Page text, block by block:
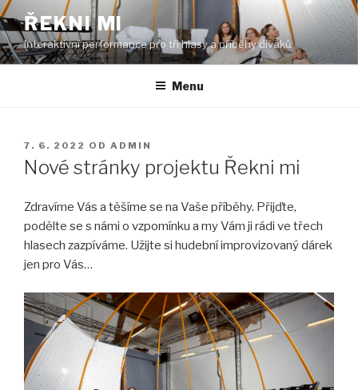
Přejít
k
obsahu
webu
ŘEKNI MI
Interaktivní performance pro tři hlasy a příběhy diváků
Menu
PUBLIKOVÁNO
7. 6. 2022 OD ADMIN
Nové stránky projektu Řekni mi
Zdravíme Vás a těšíme se na Vaše příběhy. Přijďte,
podělte se s námi o vzpomínku a my Vám ji rádi ve třech
hlasech zazpíváme. Užijte si hudební improvizovaný dárek
jen pro Vás…